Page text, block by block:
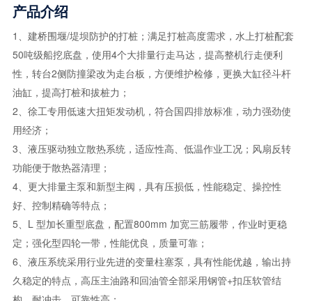
产品介绍
1、建桥围堰/堤坝防护的打桩；满足打桩高度需求，水上打桩配套
50吨级船挖底盘，使用4个大排量行走马达，提高整机行走便利
性，转台2侧防撞梁改为走台板，方便维护检修，更换大缸径斗杆
油缸，提高打桩和拔桩力；
2、徐工专用低速大扭矩发动机，符合国四排放标准，动力强劲使
用经济；
3、液压驱动独立散热系统，适应性高、低温作业工况；风扇反转
功能便于散热器清理；
4、更大排量主泵和新型主阀，具有压损低，性能稳定、操控性
好、控制精确等特点；
5、L 型加长重型底盘，配置800mm 加宽三筋履带，作业时更稳
定；强化型四轮一带，性能优良，质量可靠；
6、液压系统采用行业先进的变量柱塞泵，具有性能优越，输出持
久稳定的特点，高压主油路和回油管全部采用钢管+扣压软管结